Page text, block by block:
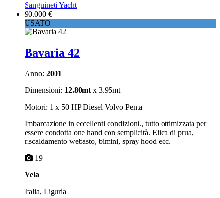
Sanguineti Yacht
90.000 €
USATO
Bavaria 42
Anno: 2001
Dimensioni: 12.80mt x 3.95mt
Motori: 1 x 50 HP Diesel Volvo Penta
Imbarcazione in eccellenti condizioni., tutto ottimizzata per
essere condotta one hand con semplicità. Elica di prua,
riscaldamento webasto, bimini, spray hood ecc.
19
Vela
Italia, Liguria